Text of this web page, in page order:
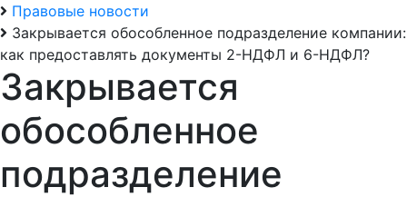
Правовые новости
Закрывается обособленное подразделение компании:
как предоставлять документы 2-НДФЛ и 6-НДФЛ?
Закрывается
обособленное
подразделение